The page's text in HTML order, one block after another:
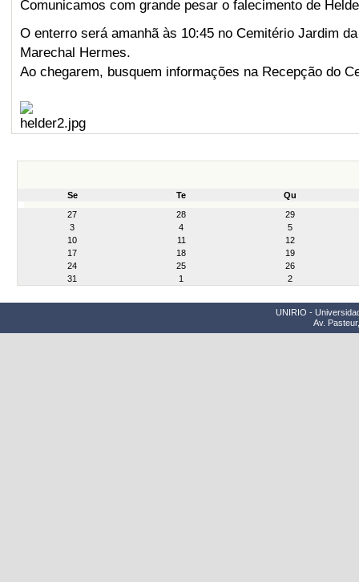
Comunicamos com grande pesar o falecimento de
O enterro será amanhã às 10:45 no Cemitério Jardim
Marechal Hermes.
Ao chegarem, busquem informações na Recepção do
Se Te
Qu
27
28
29
3
4
5
10
11
12
17
18
19
24
25
26
31
1 2
UNIRIO -
Av.